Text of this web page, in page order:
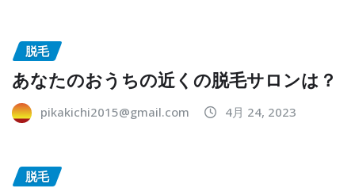
脱毛
あなたのおうちの近くの脱毛サロンは？
pikakichi2015@gmail.com 4月 24, 2023
脱毛